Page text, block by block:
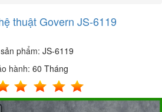
thuật Govern JS-6119
phẩm: JS-6119
hành: 60 Tháng